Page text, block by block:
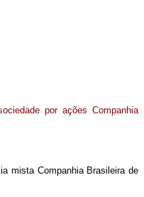
por ações Companhia
mista Companhia Brasileira de